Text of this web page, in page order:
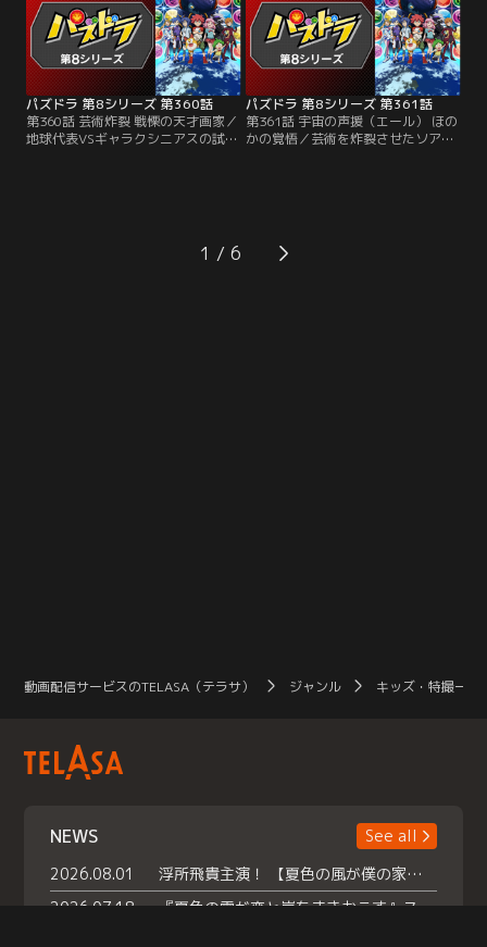
まると、ネジーナはいきなりスキル
選択に悩み始める。マイペースな態
度に困惑する諭吉だが……。
ようなネジーナのパズドラ。苦しい
試合の中で、諭吉の考える勝利の可
能性とは！？
パズドラ 第8シリーズ 第360話
第360話 芸術炸裂 戦慄の天才画家／
地球代表VSギャラクシニアスの試合
いに乗ろうとするが、試合の最中ソ
アラにとんでもない変化が訪れる！
パズドラ 第8シリーズ 第361話
第361話 宇宙の声援（エール） ほの
かの覚悟／芸術を炸裂させたソアラ
て画家としての自分にもファンがい
たことを思うのだった。会場全体を
1
動画配信サービスのTELASA（テラサ） ジャンル キッズ・特撮一覧
NEWS
See all
2026.08.01
浮所飛貴主演！ 【夏色の風が僕の家にやってきた】 本日よりテラサで独占配信スタート！
2026.07.18
『夏色の雲が恋と嵐をまきおこす』スペシャルメイキング 【Part1】2026年７月18日（土）23時30分～配信スタート！話題のシーンの裏側を大公開！豪華キャスト大集合！ 『武宮家 真夏の家族会議』開催！